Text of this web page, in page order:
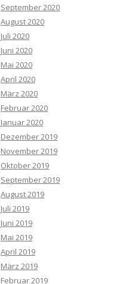
September 2020
August 2020
Juli 2020
Juni 2020
Mai 2020
April 2020
März 2020
Februar 2020
Januar 2020
Dezember 2019
November 2019
Oktober 2019
September 2019
August 2019
Juli 2019
Juni 2019
Mai 2019
April 2019
März 2019
Februar 2019